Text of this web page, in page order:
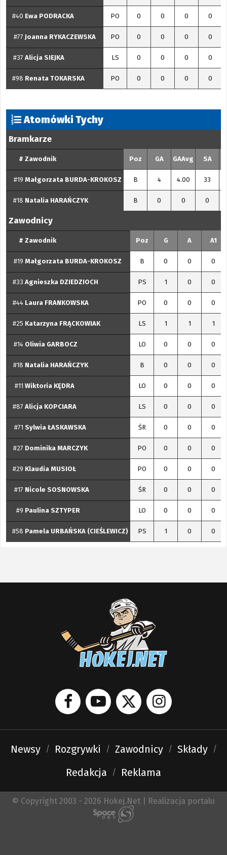
#40 Ewa PODRACKA PO 0 0 0 0
#77 Joanna RYKACZEWSKA PO 0 0 0 0
#37 Alicja SIEJKA LS 0 0 0 0
#98 Renata TOKARSKA PO 0 0 0 0
Atomówki Tychy
Bramkarze
# Zawodnik Poz GA GAAvg SA
#19 Małgorzata BURDA-KROKOSZ B 4 4.00 33
#18 Natalia HARAŃCZYK B 0 0 0
Zawodnicy
# Zawodnik Poz G A A1
#19 Małgorzata BURDA-KROKOSZ B 0 0 0
#33 Agnieszka DZIEDZIOCH PS 1 0 0
#44 Laura FRANKOWSKA PO 0 0 0
#25 Katarzyna FRĄCKOWIAK LS 1 1 1
#14 Oliwia GARBOCZ LO 0 0 0
#18 Natalia HARAŃCZYK B 0 0 0
#11 Wiktoria KĘDRA LO 0 0 0
#87 Alicja KOPCIARA LS 0 0 0
#71 Sylwia ŁASKAWSKA ŚR 0 0 0
#27 Dominika MARCZYK PO 0 0 0
#29 Klaudia MUSIOŁ PO 0 0 0
#17 Nicole SOSNOWSKA ŚR 0 0 0
#9 Paulina SZTYPER LO 0 0 0
#58 Pamela URBAŃSKA (CIEŚLEWICZ) PS 1 0 0
Newsy Rozgrywki Zawodnicy
Składy
Redakcja
Reklama
© Copyright 2003 - 2026 Hokej.Net | Realizacja portalu